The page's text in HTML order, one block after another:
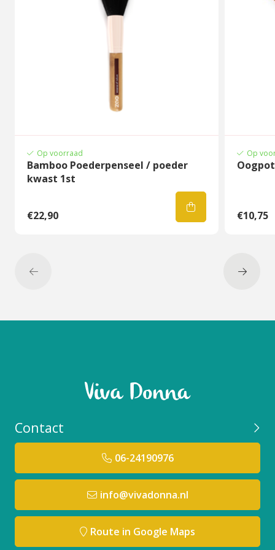
Ingredienten:
Zea Mays (corn) starch
Silica
macadamia ternifolia seed oil[1]
Olea Europaea (Extra Virgin Olive) Oil
Olea Europaea Extract
Alcohol
Theobroma cacao (Cocoa) seed extract
Bambusa Arundinacea (Bamboo) Stem Extract
Kan bevatten (+/-): CI 77891 (Titanium Dioxide)
CI 77491 (Iron Oxide)
Op voorraad
Bamboo Poederpenseel / poeder
kwast 1st
€22,90
Op
€10,75
Contact
06-24190976
info@vivadonna.nl
Route in Google Maps